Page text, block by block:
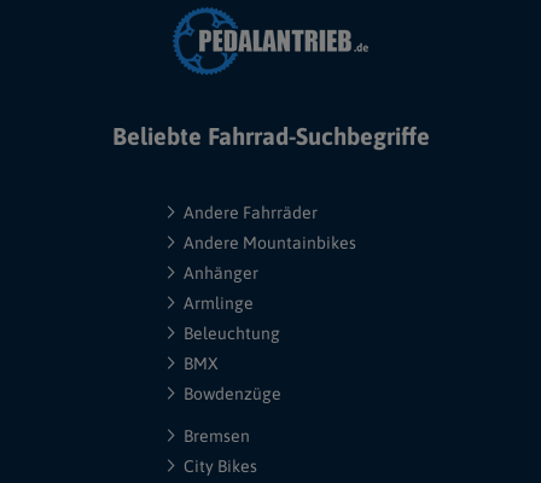
Beliebte Fahrrad-Suchbegriffe
Andere Fahrräder
Andere Mountainbikes
Anhänger
Armlinge
Beleuchtung
BMX
Bowdenzüge
Bremsen
City Bikes